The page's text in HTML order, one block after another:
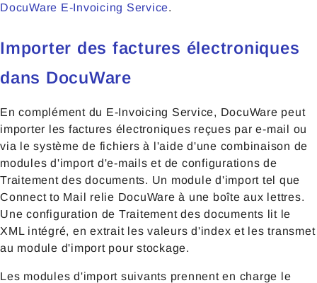
DocuWare E-Invoicing Service.
Importer des factures électroniques
dans DocuWare
En complément du E-Invoicing Service, DocuWare peut
importer les factures électroniques reçues par e-mail ou
via le système de fichiers à l'aide d'une combinaison de
modules d'import d'e-mails et de configurations de
Traitement des documents. Un module d'import tel que
Connect to Mail relie DocuWare à une boîte aux lettres.
Une configuration de Traitement des documents lit le
XML intégré, en extrait les valeurs d'index et les transmet
au module d'import pour stockage.
Les modules d'import suivants prennent en charge le